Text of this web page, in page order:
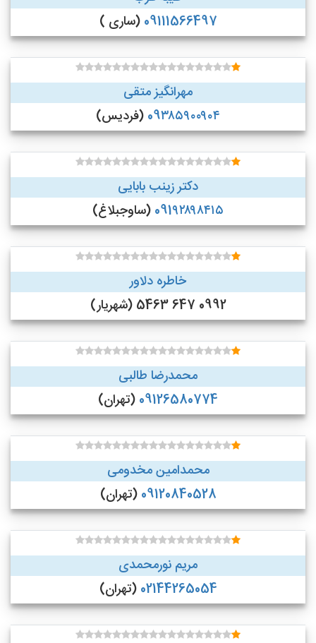
09111566497 (ساری )
مهرانگیز متقی
09۳۸۵۹۰۰۹۰۴ (فردیس)
دکتر زینب بابایی
091۹۲۸۹۸۴۱۵ (ساوجبلاغ)
خاطره دلاور
0992 647 5463 (شهریار)
محمدرضا طالبی
09126580774 (تهران)
محمدامین مخدومی
09120840528 (تهران)
مریم نورمحمدی
02144265054 (تهران)